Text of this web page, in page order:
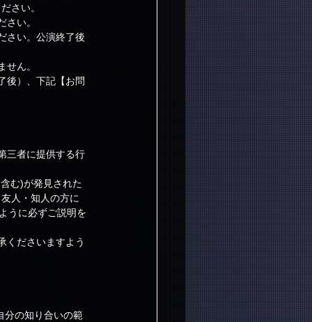
さい。
い。
さい。公演終了後
ん。
後）、下記【お問
三者に提供する行
む)が発見された
人・知人の方に
うに必ずご説明を
くださいますよう
分の知り合いの範